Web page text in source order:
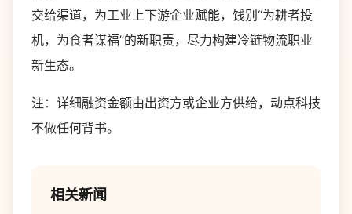
交给渠道，为工业上下游企业赋能，饯别“为耕者投
机，为食者谋福”的新职责，尽力构建冷链物流职业
新生态。
注：详细融资金额由出资方或企业方供给，动点科技
不做任何背书。
相关新闻